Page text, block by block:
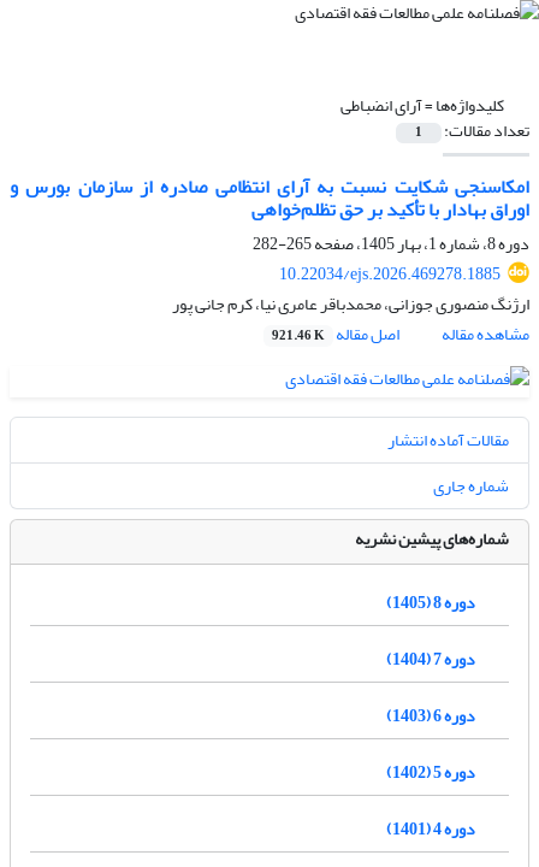
کلیدواژه‌ها =آرای انضباطی
تعداد مقالات: 1
امکاسنجی شکایت نسبت به آرای انتظامی صادره از سازمان بورس و
اوراق بهادار با تأکید بر حق تظلم‌خواهی
دوره 8، شماره 1، بهار 1405، صفحه
265-282
10.22034/ejs.2026.469278.1885
ارژنگ منصوری جوزانی، محمدباقر عامری نیا، کرم جانی پور
مشاهده مقاله
اصل مقاله 921.46 K
مقالات آماده انتشار
شماره جاری
شماره‌های پیشین نشریه
دوره 8 (1405)
دوره 7 (1404)
دوره 6 (1403)
دوره 5 (1402)
دوره 4 (1401)